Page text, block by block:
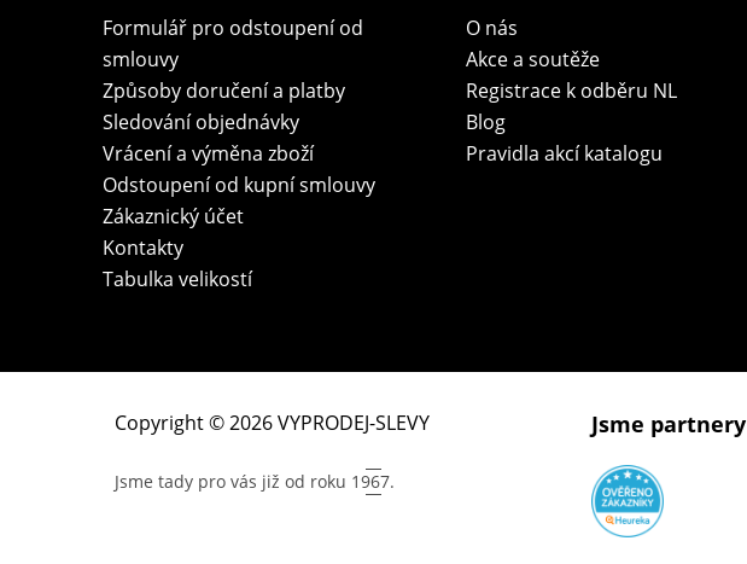
Formulář pro odstoupení od
smlouvy
Způsoby doručení a platby
Sledování objednávky
Vrácení a výměna zboží
Odstoupení od kupní smlouvy
Zákaznický účet
Kontakty
Tabulka velikostí
O nás
Akce a soutěže
Registrace k odběru NL
Blog
Pravidla akcí katalogu
Copyright © 2026 VYPRODEJ-SLEVY
Jsme tady pro vás již od roku 1967.
Jsme partnery